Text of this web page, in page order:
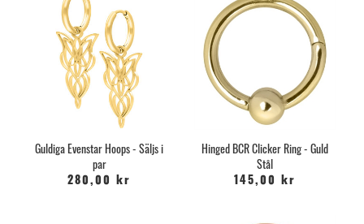
Guldiga Evenstar Hoops - Säljs i
par
280,00 kr
Hinged BCR Clicker Ring - Guld
Stål
145,00 kr